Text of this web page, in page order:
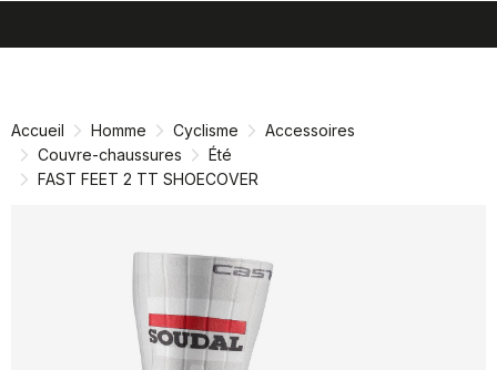
directement
navigation
directement
Accueil Homme Cyclisme
Accessoires
Couvre-chaussures
Été
FAST FEET 2 TT SHOECOVER